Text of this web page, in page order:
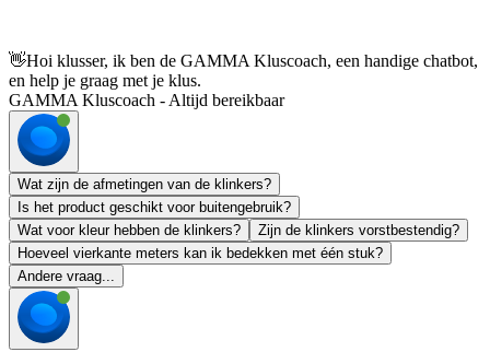
👋Hoi klusser, ik ben de GAMMA Kluscoach, een handige chatbot,
en help je graag met je klus.
GAMMA Kluscoach - Altijd bereikbaar
Wat zijn de afmetingen van de klinkers?
Is het product geschikt voor buitengebruik?
Wat voor kleur hebben de klinkers?
Zijn de klinkers vorstbestendig?
Hoeveel vierkante meters kan ik bedekken met één stuk?
Andere vraag...